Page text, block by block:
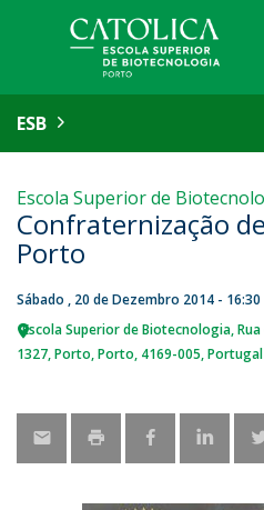
ESB
Escola Superior de
Confraternização
Porto
Sábado , 20 de Dezembro 2014 - 16:30
Escola Superior de Biotecnologia
1327 Porto Porto 4169-005 Portugal